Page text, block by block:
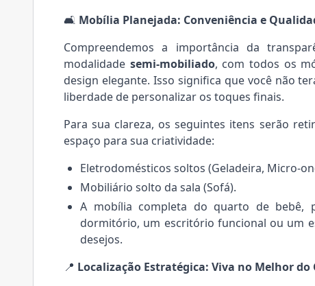
🛋️ Mobília Planejada: Conveniência e
Compreendemos a importância da
modalidade semi-mobiliado, com todos os
design elegante. Isso significa que você não
liberdade de personalizar os toques finais.
Para sua clareza, os seguintes itens serão
espaço para sua criatividade:
Eletrodomésticos soltos (Geladeira, Micro-
Mobiliário solto da sala (Sofá).
A mobília completa do quarto de bebê,
dormitório, um escritório funcional ou um
desejos.
📍 Localização Estratégica: Viva no Melhor do